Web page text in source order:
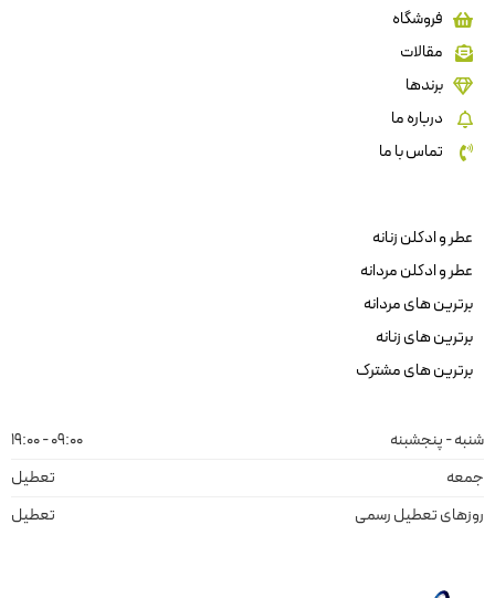
فروشگاه
مقالات
برندها
درباره ما
تماس با ما
عطر و ادکلن زنانه
عطر و ادکلن مردانه
برترین های مردانه
برترین های زنانه
برترین های مشترک
شنبه - پنجشبنه
09:00 - 19:00
جمعه
تعطیل
روزهای تعطیل رسمی
تعطیل